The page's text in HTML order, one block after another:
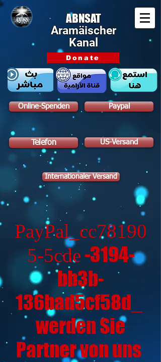
ABNSAT
Aramäischer
Kanal
Donate
Online-Spenden
Telefon
Paypal
US-Versand
Internationaler Versand
PayPal_cc78190
5-5cde-3194-
bb3b-
136bad5cf58d_
werden Sie
Partner von uns